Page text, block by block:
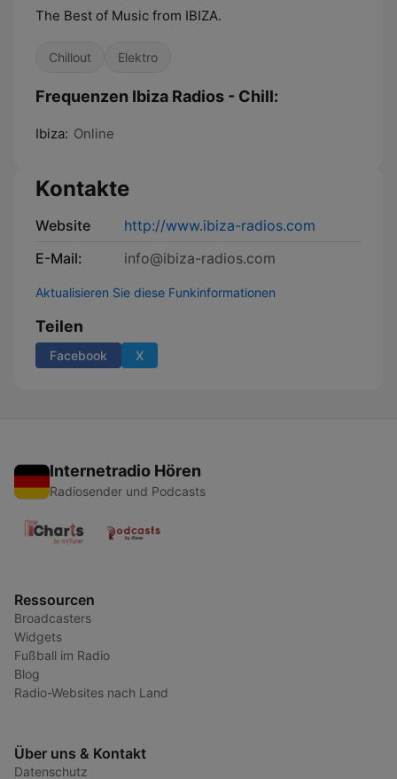
The Best of Music from IBIZA.
Chillout Elektro
Frequenzen Ibiza Radios - Chill:
Ibiza: Online
Kontakte
Website
http://www.ibiza-radios.com
E-Mail:
info@ibiza-radios.com
Aktualisieren Sie diese Funkinformationen
Teilen
Facebook X
Internetradio Hören
Radiosender und Podcasts
Ressourcen
Broadcasters
Widgets
Fußball im Radio
Blog
Radio-Websites nach Land
Über uns & Kontakt
Datenschutz